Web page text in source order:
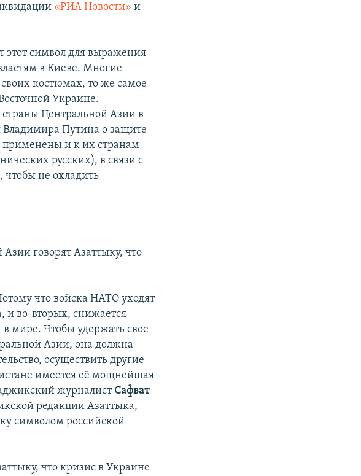
«РИА Новости» и
этот символ для выражения
в Киеве. Многие
костюмах, то же самое
Украине.
Центральной Азии в
Владимира Путина о защите
применены и к их странам
русских), в связи с
чтобы не охладить
говорят Азаттыку, что
что войска НАТОуходят
и во-вторых, снижается
в мире. Чтобы удержать свое
Азии, она должна
осуществить другие
имеется её мощнейшая
журналист Сафват
редакции Азаттыка,
символом российской
что кризис в Украине